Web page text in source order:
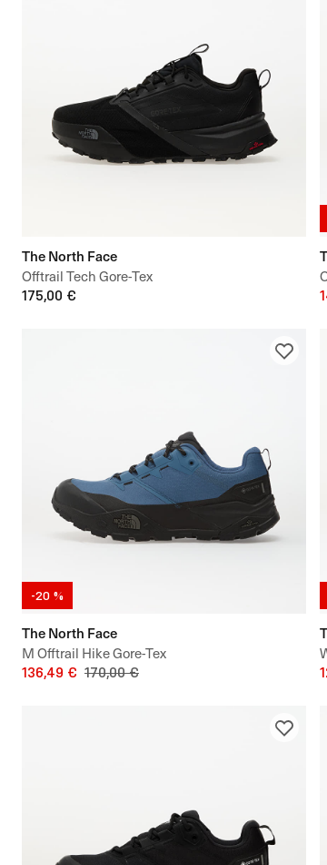
The North Face
Offtrail Tech Gore-Tex
175,00 €
-20 %
The North Face
M Offtrail Hike Gore-Tex
136,49 € 170,00 €